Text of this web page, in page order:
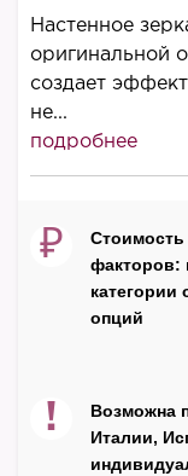
Цвет
античное
Настенное
оригинальной
создает
не...
подробнее
₽
Стоимость
факторов:
категории
опций
!
Возможна
Италии,